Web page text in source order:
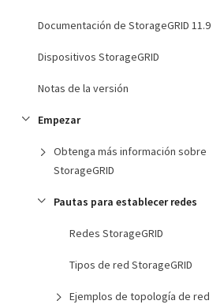
Documentación de StorageGRID 11.9
Dispositivos StorageGRID
Notas de la versión
Empezar
Obtenga más información sobre
StorageGRID
Pautas para establecer redes
Redes StorageGRID
Tipos de red StorageGRID
Ejemplos de topología de red